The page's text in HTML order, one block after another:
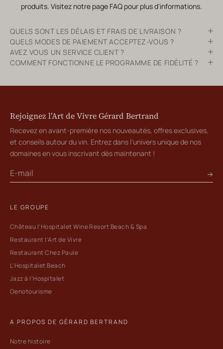
produits. Visitez notre page FAQ pour plus d'informations.
QUELS SONT LES DÉLAIS ET FRAIS DE LIVRAISON ?
QUELS MODES DE PAIEMENT ACCEPTEZ-VOUS ?
AVEZ VOUS UN SERVICE CLIENT ?
COMMENT FONCTIONNE LE PROGRAMME DE FIDÉLITÉ ?
Rejoignez l’Art de Vivre Gérard Bertrand
Recevez en avant-première nos nouveautés, offres exclusives,
et conseils autour du vin. Entrez dans l’univers unique de nos
domaines en vous inscrivant dès maintenant !
LE GROUPE
Château l’Hospitalet Wine Resort Beach & Spa
Restaurant l’Art de Vivre
Restaurant Chez Paule
L'Hospitalet Beach
Jazz à l’Hospitalet
Oenotourisme
A PROPOS DE GÉRARD BERTRAND
Notre histoire